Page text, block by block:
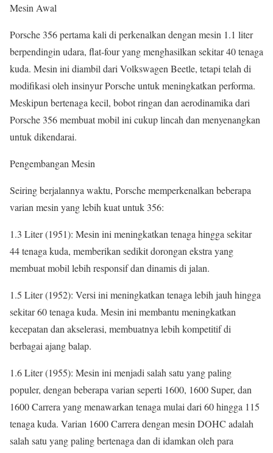
Mesin Awal
Porsche 356 pertama kali di perkenalkan dengan mesin 1.1 liter
berpendingin udara, flat-four yang menghasilkan sekitar 40 tenaga
kuda. Mesin ini diambil dari Volkswagen Beetle, tetapi telah di
modifikasi oleh insinyur Porsche untuk meningkatkan performa.
Meskipun bertenaga kecil, bobot ringan dan aerodinamika dari
Porsche 356 membuat mobil ini cukup lincah dan menyenangkan
untuk dikendarai.
Pengembangan Mesin
Seiring berjalannya waktu, Porsche memperkenalkan beberapa
varian mesin yang lebih kuat untuk 356:
1.3 Liter (1951): Mesin ini meningkatkan tenaga hingga sekitar
44 tenaga kuda, memberikan sedikit dorongan ekstra yang
membuat mobil lebih responsif dan dinamis di jalan.
1.5 Liter (1952): Versi ini meningkatkan tenaga lebih jauh hingga
sekitar 60 tenaga kuda. Mesin ini membantu meningkatkan
kecepatan dan akselerasi, membuatnya lebih kompetitif di
berbagai ajang balap.
1.6 Liter (1955): Mesin ini menjadi salah satu yang paling
populer, dengan beberapa varian seperti 1600, 1600 Super, dan
1600 Carrera yang menawarkan tenaga mulai dari 60 hingga 115
tenaga kuda. Varian 1600 Carrera dengan mesin DOHC adalah
salah satu yang paling bertenaga dan di idamkan oleh para